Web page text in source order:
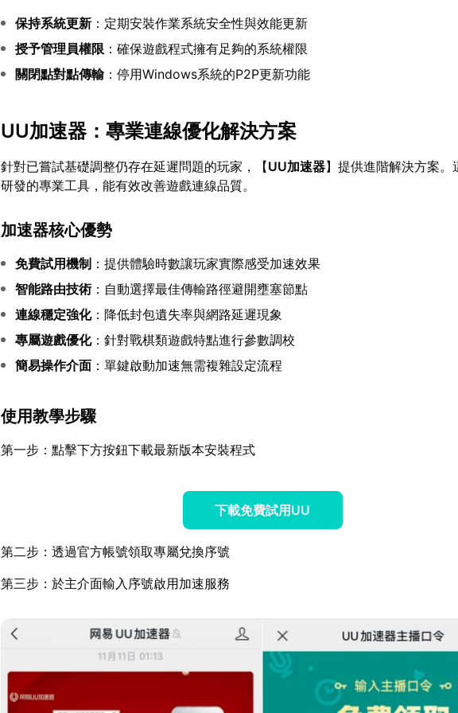
保持系統更新 ：定期安裝作業系統安全性與效能更新
授予管理員權限 ：確保遊戲程式擁有足夠的系統權限
關閉點對點傳輸：停用Windows系統的P2P更新功能
UU加速器：專業連線優化解決方案
針對已嘗試基礎調整仍存在延遲問題的玩家，【UU加速器】提供進階解決方案。
研發的專業工具，能有效改善遊戲連線品質。
加速器核心優勢
免費試用機制 ：提供體驗時數讓玩家實際感受加速效果
智能路由技術：自動選擇最佳傳輸路徑避開壅塞節點
連線穩定強化：降低封包遺失率與網路延遲現象
專屬遊戲優化：針對戰棋類遊戲特點進行參數調校
簡易操作介面 ：單鍵啟動加速無需複雜設定流程
使用教學步驟
第一步：點擊下方按鈕下載最新版本安裝程式
下載免費試用UU
第二步：透過官方帳號領取專屬兌換序號
第三步：於主介面輸入序號啟用加速服務